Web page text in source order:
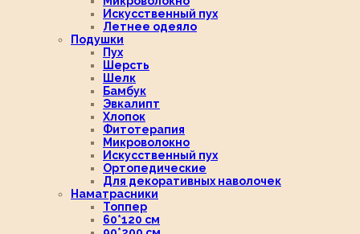
Искусственный пух
Летнее одеяло
Подушки
Пух
Шерсть
Шелк
Бамбук
Эвкалипт
Хлопок
Фитотерапия
Микроволокно
Искусственный пух
Ортопедические
Для декоративных наволочек
Наматрасники
Топпер
60*120 см